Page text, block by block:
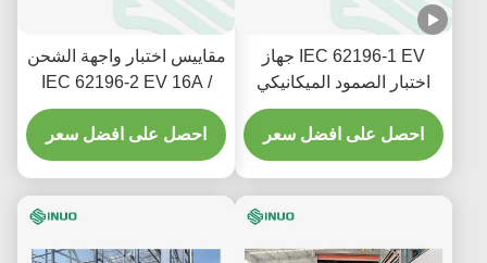
IEC 62196-1 EV جهاز
اختبار الصمود الميكانيكي
للاتصالات مع servo drive
احصل على افضل سعر
مقاييس اختبار واجهة الشحن
IEC 62196-2 EV 16A /
32A / 63A
احصل على افضل سعر